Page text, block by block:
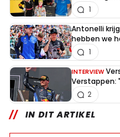
1
Antonelli
hebben we
1
INTERVIEW
Verstappen:
2
IN DIT ARTIKEL